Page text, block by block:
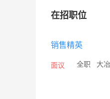
在招职位
销售精英
面议 全职 大冶